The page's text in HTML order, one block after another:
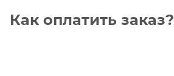
Как оплатить заказ?